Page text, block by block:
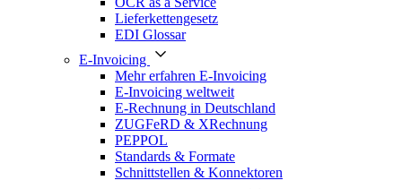
Lieferkettengesetz
EDI Glossar
E-Invoicing
Mehr erfahren E-Invoicing
E-Invoicing weltweit
E-Rechnung in Deutschland
ZUGFeRD & XRechnung
PEPPOL
Standards & Formate
Schnittstellen & Konnektoren